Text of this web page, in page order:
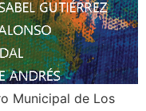
Municipal de Los